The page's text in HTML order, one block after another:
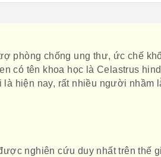
phòng chống ung thư, ức chế
có tên khoa học là Celastrus
hiện nay, rất nhiều người nhầm
nghiên cứu duy nhất trên thế